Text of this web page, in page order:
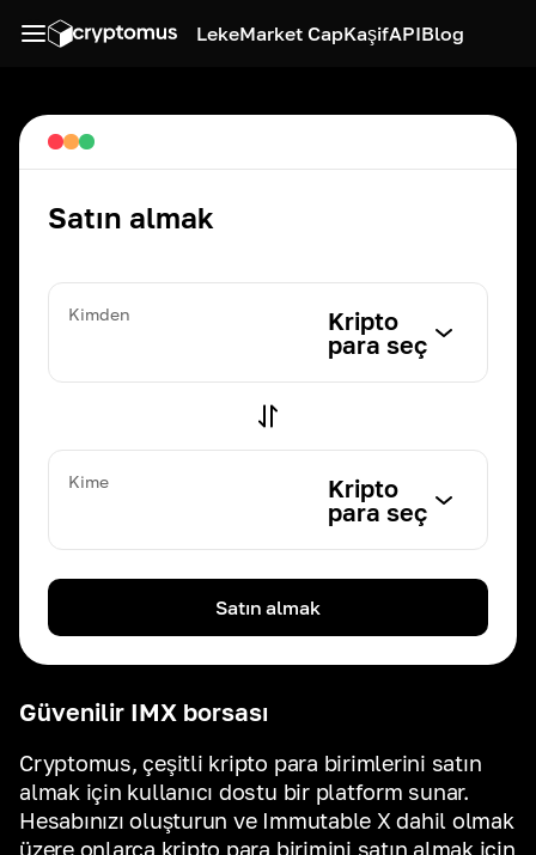
LekeMarket CapKaşifAPIBlog
Güvenilir IMX borsası
Cryptomus, çeşitli kripto para birimlerini satın
almak için kullanıcı dostu bir platform sunar.
Hesabınızı oluşturun ve Immutable X dahil olmak
üzere onlarca kripto para birimini satın almak için
Satın almak
Kimden
Kripto
para seç
Kime
Kripto
para seç
Satın almak